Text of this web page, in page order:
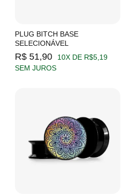
PLUG BITCH BASE
SELECIONÁVEL
R$ 51,90
10X DE R$5,19
SEM JUROS